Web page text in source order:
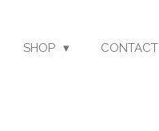
SHOP CONTACT